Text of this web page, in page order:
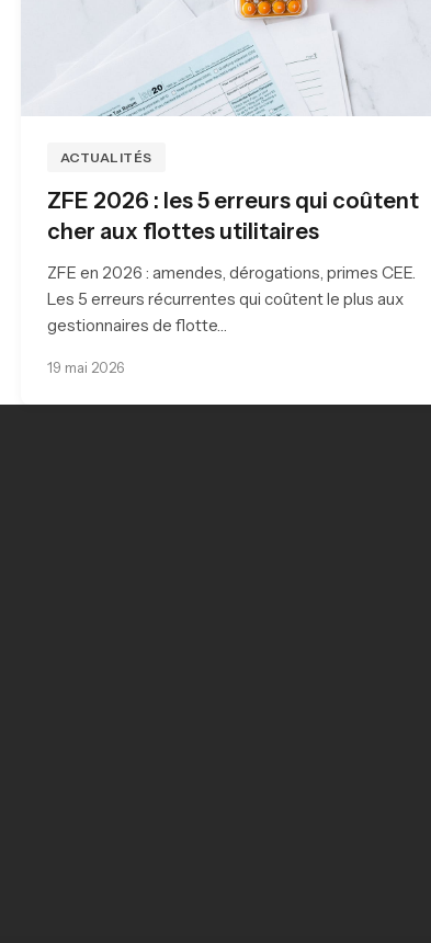
ACTUALITÉS
ZFE 2026 : les 5 erreurs qui coûtent
cher aux flottes utilitaires
ZFE en 2026 : amendes, dérogations, primes CEE.
Les 5 erreurs récurrentes qui coûtent le plus aux
gestionnaires de flotte…
19 mai 2026